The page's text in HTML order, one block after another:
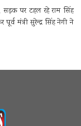
पर टहल रहे राम सिंह
मंत्री सुरेन्द्र सिंह नेगी ने